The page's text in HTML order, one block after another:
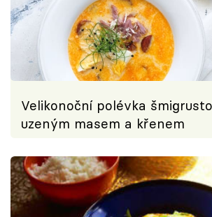
Velikonoční polévka
uzeným masem a křenem